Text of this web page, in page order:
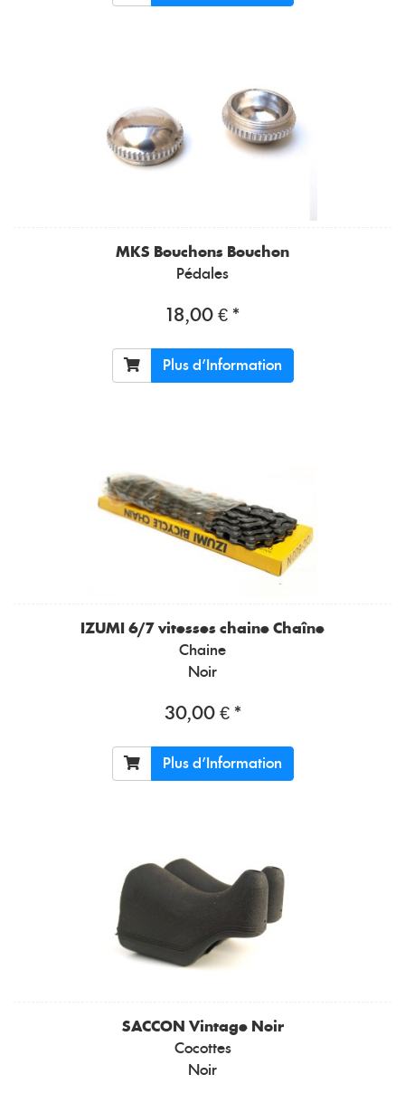
MKS Bouchons Bouchon
Pédales
18,00 € *
Plus d'Information
IZUMI 6/7 vitesses chaine Chaîne
Chaine
Noir
30,00 € *
Plus d'Information
SACCON Vintage Noir
Cocottes
Noir